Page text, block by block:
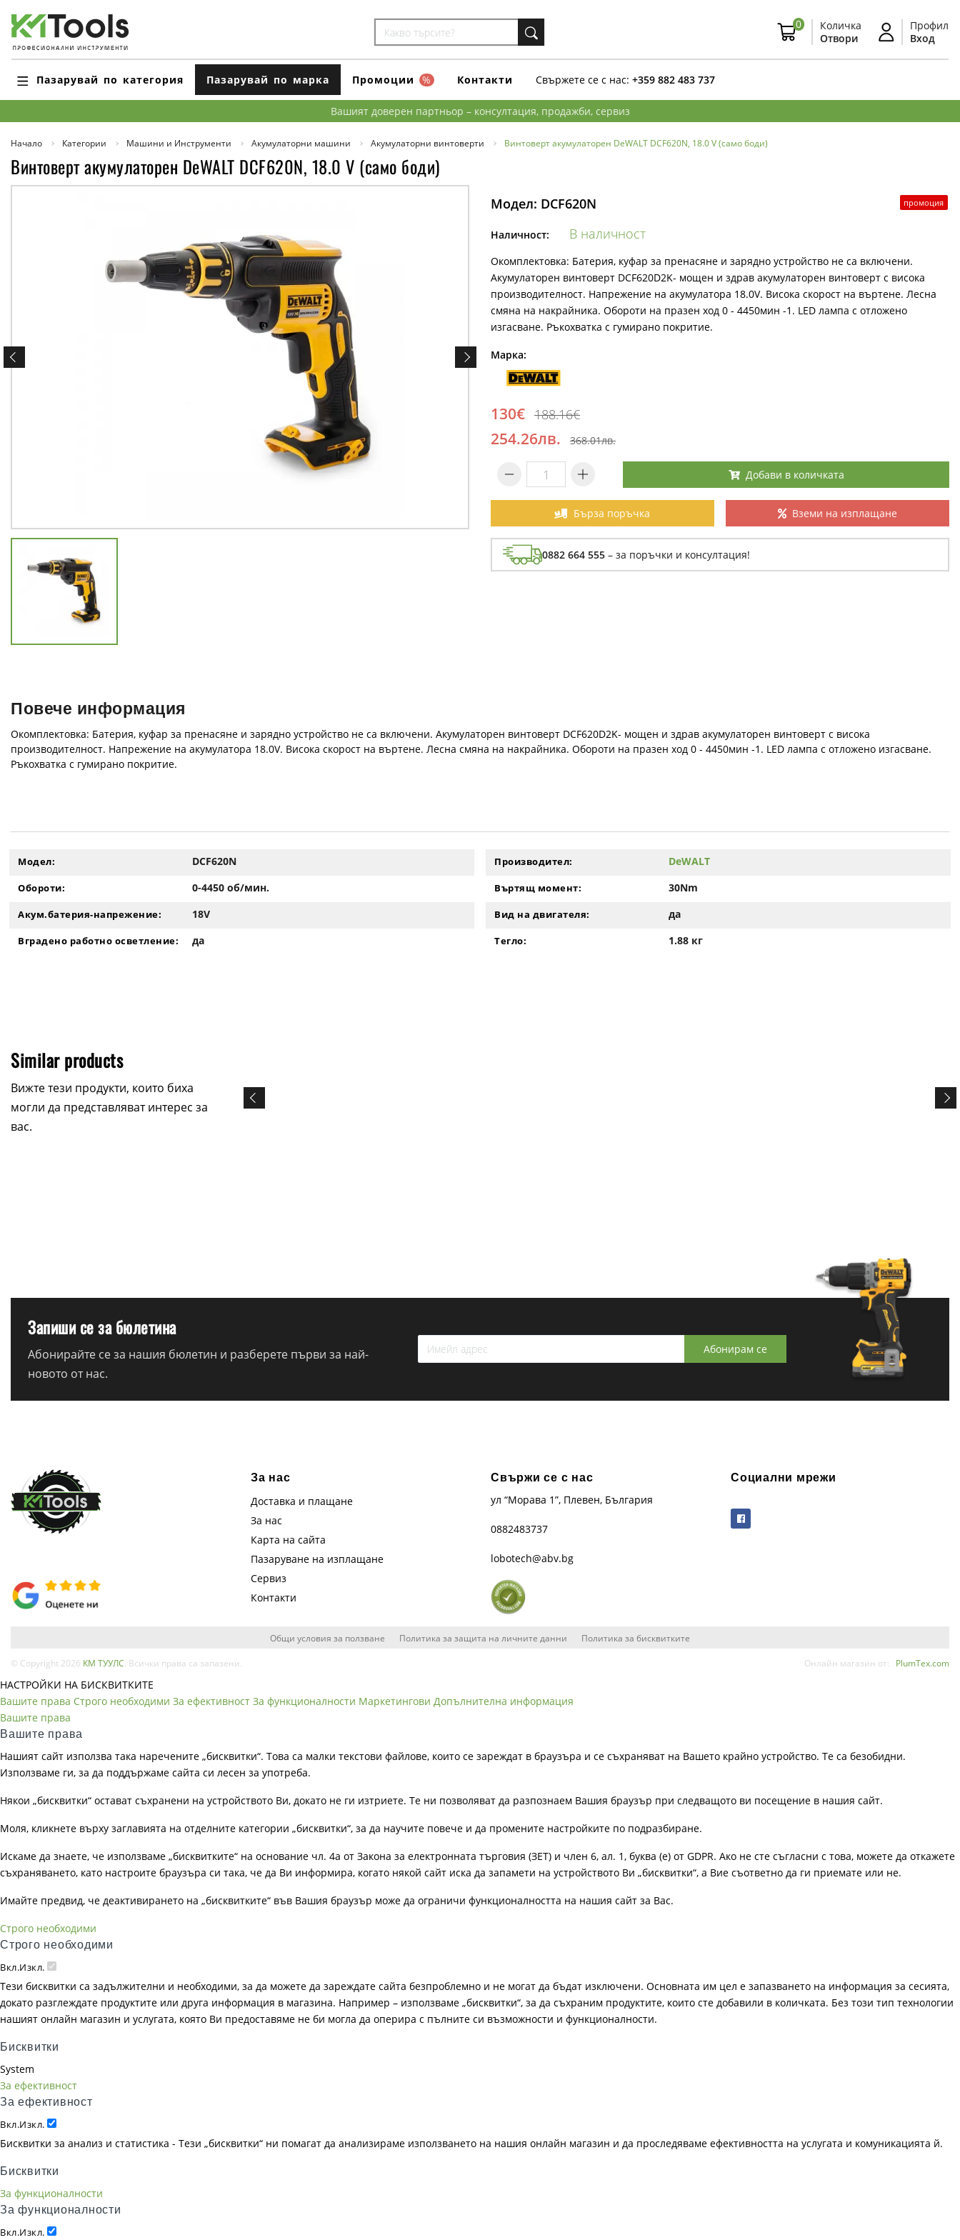
0
Количка
Отвори
Профил
Вход
Пазарувай по категория Пазарувай по марка Промоции % Контакти Свържете се с нас: +359 882 483 737
Вашият доверен партньор – консултация, продажби, сервиз
Начало Категории Машини и Инструменти Акумулаторни машини Акумулаторни винтоверти Винтоверт акумулаторен DeWALT DCF620N, 18.0 V (само боди)
Винтоверт акумулаторен DeWALT DCF620N, 18.0 V (само боди)
промоция
Модел: DCF620N
Наличност: В наличност
Окомплектовка: Батерия, куфар за пренасяне и зарядно устройство не са включени.
Акумулаторен винтоверт DCF620D2K- мощен и здрав акумулаторен винтоверт с висока
производителност. Напрежение на акумулатора 18.0V. Висока скорост на въртене. Лесна
смяна на накрайника. Обороти на празен ход 0 - 4450мин -1. LED лампа с отложено
изгасване. Ръкохватка с гумирано покритие.
Марка:
130€ 188.16€
254.26лв. 368.01лв.
Добави в количката
Бърза поръчка Вземи на изплащане
0882 664 555 – за поръчки и консултация!
Повече информация
Окомплектовка: Батерия, куфар за пренасяне и зарядно устройство не са включени. Акумулаторен винтоверт DCF620D2K- мощен и здрав акумулаторен винтоверт с висока
производителност. Напрежение на акумулатора 18.0V. Висока скорост на въртене. Лесна смяна на накрайника. Обороти на празен ход 0 - 4450мин -1. LED лампа с отложено изгасване.
Ръкохватка с гумирано покритие.
Модел: DCF620N Производител: DeWALT
Обороти: 0-4450 об/мин. Въртящ момент: 30Nm
Акум.батерия-напрежение: 18V Вид на двигателя: да
Вградено работно осветление: да Тегло: 1.88 кг
Similar products
Вижте тези продукти, които биха
могли да представляват интерес за
вас.
Запиши се за бюлетина
Абонирайте се за нашия бюлетин и разберете първи за най-
новото от нас.
Абонирам се
За нас
Доставка и плащане
За нас
Карта на сайта
Пазаруване на изплащане
Сервиз
Контакти
Свържи се с нас
ул “Морава 1”, Плевен, България
0882483737
lobotech@abv.bg
Социални мрежи
Общи условия за ползване Политика за защита на личните данни Политика за бисквитките
© Copyright 2026 КМ ТУУЛС . Всички права са запазени. Онлайн магазин от: PlumTex.com
НАСТРОЙКИ НА БИСКВИТКИТЕ
Вашите права Строго необходими За ефективност За функционалности Маркетингови Допълнителна информация
Вашите права
Вашите права
Нашият сайт използва така наречените „бисквитки“. Това са малки текстови файлове, които се зареждат в браузъра и се съхраняват на Вашето крайно устройство. Те са безобидни.
Използваме ги, за да поддържаме сайта си лесен за употреба.
Някои „бисквитки“ остават съхранени на устройството Ви, докато не ги изтриете. Те ни позволяват да разпознаем Вашия браузър при следващото ви посещение в нашия сайт.
Моля, кликнете върху заглавията на отделните категории „бисквитки“, за да научите повече и да промените настройките по подразбиране.
Искаме да знаете, че използваме „бисквитките“ на основание чл. 4а от Закона за електронната търговия (ЗЕТ) и член 6, ал. 1, буква (е) от GDPR. Ако не сте съгласни с това, можете да откажете
съхраняването, като настроите браузъра си така, че да Ви информира, когато някой сайт иска да запамети на устройството Ви „бисквитки“, а Вие съответно да ги приемате или не.
Имайте предвид, че деактивирането на „бисквитките“ във Вашия браузър може да ограничи функционалността на нашия сайт за Вас.
Строго необходими
Строго необходими
Вкл.Изкл.
Тези бисквитки са задължителни и необходими, за да можете да зареждате сайта безпроблемно и не могат да бъдат изключени. Основната им цел е запазването на информация за сесията,
докато разглеждате продуктите или друга информация в магазина. Например – използваме „бисквитки“, за да съхраним продуктите, които сте добавили в количката. Без този тип технологии
нашият онлайн магазин и услугата, която Ви предоставяме не би могла да оперира с пълните си възможности и функционалности.
Бисквитки
System
За ефективност
За ефективност
Вкл.Изкл.
Бисквитки за анализ и статистика - Тези „бисквитки“ ни помагат да анализираме използването на нашия онлайн магазин и да проследяваме ефективността на услугата и комуникацията й.
Бисквитки
За функционалности
За функционалности
Вкл.Изкл.